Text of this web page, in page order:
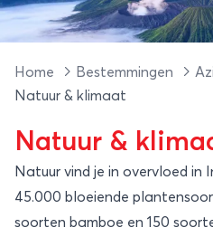
Home Bestemmingen
Natuur & klimaat
Natuur &
Natuur vind je in overvloed in
45.000 bloeiende
soorten bamboe en 150